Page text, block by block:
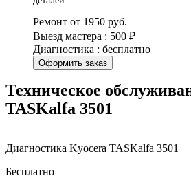
Ремонт от 1950 руб.
Выезд мастера : 500 ₽
Диагностика : бесплатно
Оформить заказ
Техническое
TASKalfa 3501
Диагностика Kyocera TASKalfa 3501
Бесплатно